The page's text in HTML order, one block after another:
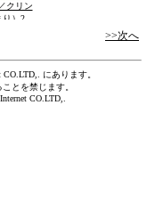
クリン
り）2
>>次へ
CO.LTD,.
にあります。
とを禁じます。
CO.LTD,.